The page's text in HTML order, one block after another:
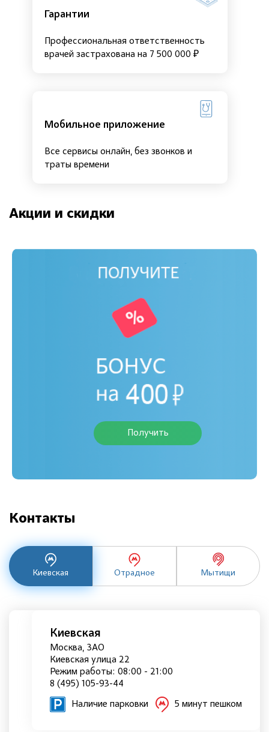
Гарантии
Профессиональная ответственность
врачей застрахована на 7 500 000 ₽
Мобильное приложение
Все сервисы онлайн, без звонков и
траты времени
Акции и скидки
Получить
Контакты
Киевская Отрадное Мытищи
Киевская
Москва, ЗАО
Киевская улица 22
Режим работы: 08:00 - 21:00
8 (495) 105-93-44
Наличие парковки 5 минут пешком